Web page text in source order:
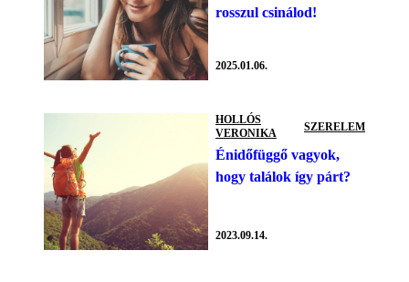
rosszul csinálod!
2025.01.06.
HOLLÓS
VERONIKA
SZERELEM
Énidőfüggő vagyok,
hogy találok így párt?
2023.09.14.